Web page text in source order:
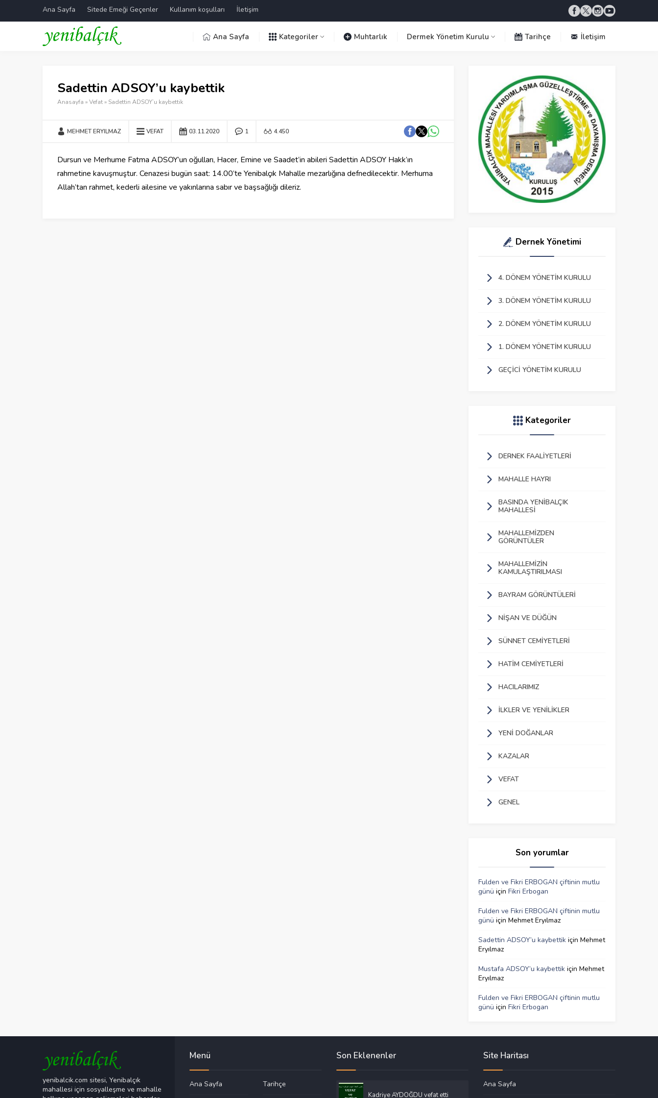
Ana Sayfa Sitede Emeği Geçenler Kullanım koşulları İletişim
Ana Sayfa Kategoriler Muhtarlık Dermek Yönetim Kurulu Tarihçe İletişim
Sadettin ADSOY’u kaybettik
Anasayfa »Vefat» Sadettin ADSOY’u kaybettik
MEHMET ERYILMAZ VEFAT 03.11.2020 1 4.450
Dursun ve Merhume Fatma ADSOY’un oğulları, Hacer, Emine ve Saadet’in abileri Sadettin ADSOY Hakk’ın
rahmetine kavuşmuştur. Cenazesi bugün saat: 14.00’te Yenibalçık Mahalle mezarlığına defnedilecektir. Merhuma
Allah’tan rahmet, kederli ailesine ve yakınlarına sabır ve başsağlığı dileriz.
Dernek Yönetimi
4. DÖNEM YÖNETIM KURULU
3. DÖNEM YÖNETIM KURULU
2. DÖNEM YÖNETIM KURULU
1. DÖNEM YÖNETIM KURULU
GEÇICI YÖNETIM KURULU
Kategoriler
DERNEK FAALIYETLERI
MAHALLE HAYRI
BASINDA YENIBALÇIK
MAHALLESI
MAHALLEMIZDEN
GÖRÜNTÜLER
MAHALLEMIZIN
KAMULAŞTIRILMASI
BAYRAM GÖRÜNTÜLERI
NIŞAN VE DÜĞÜN
SÜNNET CEMIYETLERI
HATIM CEMIYETLERI
HACILARIMIZ
İLKLER VE YENILIKLER
YENI DOĞANLAR
KAZALAR
VEFAT
GENEL
Son yorumlar
Fulden ve Fikri ERBOGAN çiftinin mutlu
günü için Fikri Erbogan
Fulden ve Fikri ERBOGAN çiftinin mutlu
günü için Mehmet Eryılmaz
Sadettin ADSOY’u kaybettik için Mehmet
Eryılmaz
Mustafa ADSOY’u kaybettik için Mehmet
Eryılmaz
Fulden ve Fikri ERBOGAN çiftinin mutlu
günü için Fikri Erbogan
yenibalcik.com sitesi, Yenibalçık
mahallesi için sosyalleşme ve mahalle
Menü
Ana Sayfa Tarihçe
Son Eklenenler
Kadriye AYDOĞDU vefat etti
Site Haritası
Ana Sayfa